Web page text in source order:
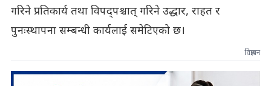
गरिने प्रतिकार्य तथा विपद्पश्चात्‌ गरिने उद्धार, राहत र
पुनःस्थापना सम्बन्धी कार्यलाई समेटिएको छ।
विज्ञापन